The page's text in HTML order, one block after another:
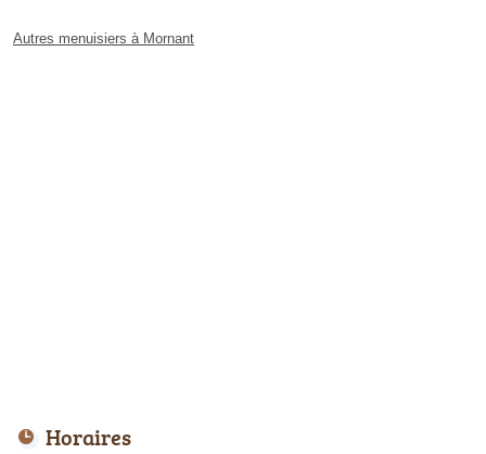
Autres menuisiers à Mornant
Horaires